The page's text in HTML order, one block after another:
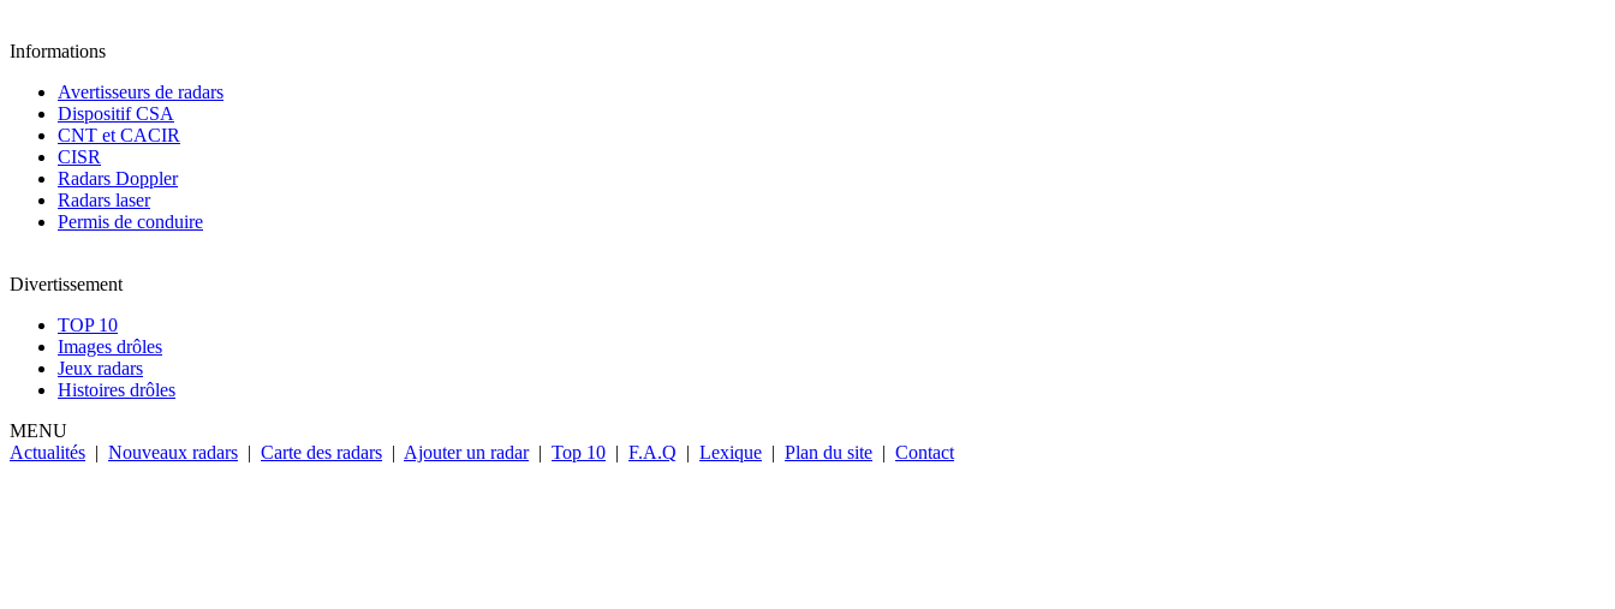
Informations
Avertisseurs de radars
Dispositif CSA
CNT et CACIR
CISR
Radars Doppler
Radars laser
Permis de conduire
Divertissement
TOP 10
Images drôles
Jeux radars
Histoires drôles
MENU
Actualités | Nouveaux radars | Carte des radars | Ajouter un radar | Top 10 | F.A.Q | Lexique | Plan du site | Contact